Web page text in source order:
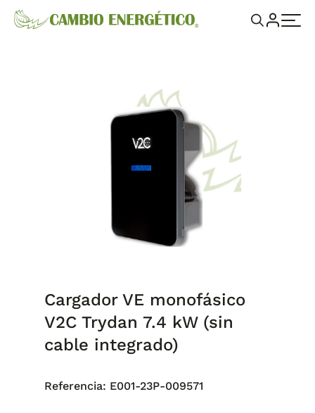
Cargador VE monofásico
V2C Trydan 7.4 kW (sin
cable integrado)
Referencia: E001-23P-009571